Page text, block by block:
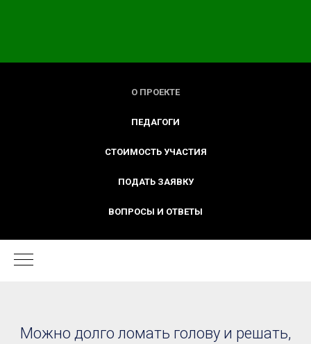
О ПРОЕКТЕ
ПЕДАГОГИ
СТОИМОСТЬ УЧАСТИЯ
ПОДАТЬ ЗАЯВКУ
ВОПРОСЫ И ОТВЕТЫ
Можно долго ломать голову и решать,